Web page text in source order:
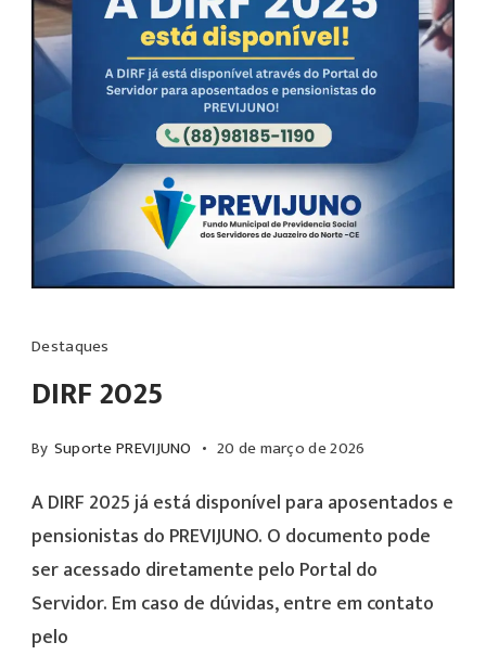
Destaques
DIRF 2025
By Suporte PREVIJUNO 20 de março de 2026
A DIRF 2025 já está disponível para aposentados e
pensionistas do PREVIJUNO. O documento pode
ser acessado diretamente pelo Portal do
Servidor. Em caso de dúvidas, entre em contato
pelo